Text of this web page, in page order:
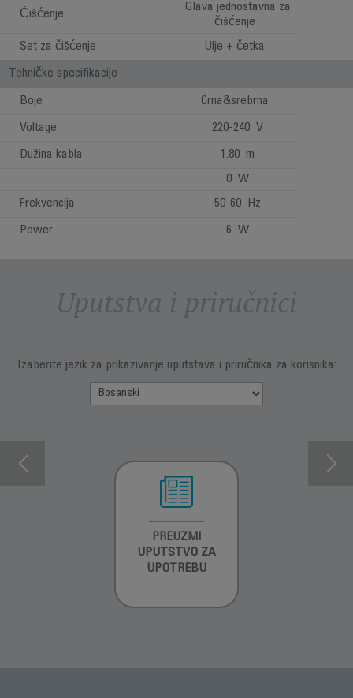
Čišćenje
Glava jednostavna za
čišćenje
Set za čišćenje
Ulje + četka
Tehničke specifikacije
Boje Crna&srebrna
Voltage 220-240 V
Dužina kabla
1.80 m
0 W
Frekvencija
50-60 Hz
Power 6 W
Uputstva i priručnici
Izaberite jezik za prikazivanje uputstava i priručnika za korisnika:
PREUZMI
UPUTSTVO ZA
UPOTREBU